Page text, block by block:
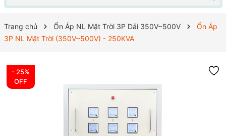
Trang chủ Ổn Áp NL Mặt Trời 3P Dải 350V~500V
Ổn Áp
3P NL Mặt Trời (350V~500V) - 250KVA
- 25%
OFF